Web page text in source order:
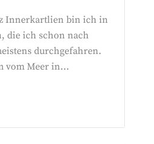
Innerkartlien bin ich in
die ich schon nach
durchgefahren.
vom Meer in...